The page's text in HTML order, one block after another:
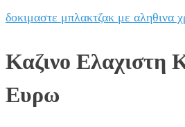
δοκιμαστε μπλακτζακ με αληθινα
Καζινο Ελαχιστη
Ευρω